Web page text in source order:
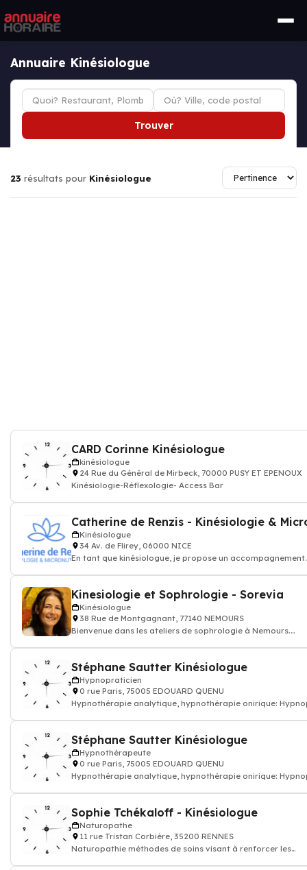
Annuaire Kinésiologue
Trouver
23 résultats pour Kinésiologue
CARD Corinne Kinésiologue
kinésiologue
24 Rue du Général de Mirbeck, 70000 PUSY ET EPENOUX
Kinésiologie-Réflexologie- Access Bar
Kinésiologue
34 Av. de Flirey, 06000 NICE
En tant que kinésiologue, je propose un accompagnement
Kinesiologie et Sophrologie - Sorevia
Kinésiologue
38 Rue de Montgagnant, 77140 NEMOURS
Bienvenue dans les ateliers de sophrologie à Nemours.
Stéphane Sautter Kinésiologue
Hypnopraticien
0 rue Paris, 75005 EDOUARD QUENU
Hypnothérapie analytique, hypnothérapie onirique:
Stéphane Sautter Kinésiologue
Hypnothérapeute
0 rue Paris, 75005 EDOUARD QUENU
Hypnothérapie analytique, hypnothérapie onirique:
Sophie Tchékaloff - Kinésiologue
Naturopathe
11 rue Tristan Corbière, 35200 RENNES
Naturopathie méthodes de soins visant à renforcer les